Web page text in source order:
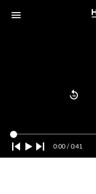
Current
Time
0:00 / Duration
0:41